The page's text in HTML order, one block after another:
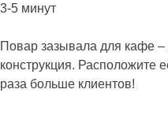
3-5 минут
Повар зазывала для кафе
конструкция. Расположите
раза больше клиентов!